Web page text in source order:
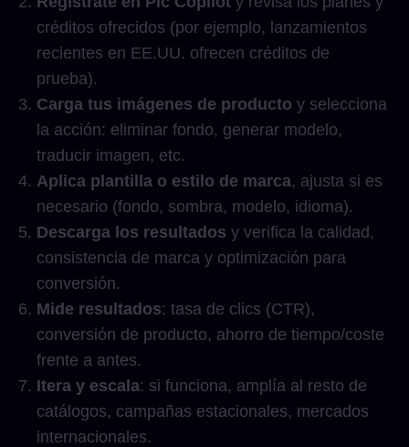
créditos ofrecidos (por ejemplo, lanzamientos
recientes en EE.UU. ofrecen créditos de
prueba).
Carga tus imágenes de producto y selecciona
la acción: eliminar fondo, generar modelo,
traducir imagen, etc.
Aplica plantilla o estilo de marca, ajusta si es
necesario (fondo, sombra, modelo, idioma).
Descarga los resultados y verifica la calidad,
consistencia de marca y optimización para
conversión.
Mide resultados: tasa de clics (CTR),
conversión de producto, ahorro de tiempo/coste
frente a antes.
Itera y escala: si funciona, amplía al resto de
catálogos, campañas estacionales, mercados
internacionales.